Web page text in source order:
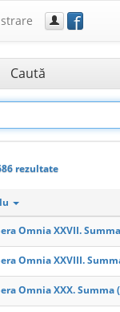
f
Caută
rezultate
Omnia XXVII.
Omnia XXVIII.
Omnia XXX.